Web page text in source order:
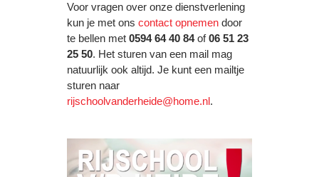
Voor vragen over onze dienstverlening
kun je met ons contact opnemen door
te bellen met 0594 64 40 84of06 51 23
25 50. Het sturen van een mail mag
natuurlijk ook altijd. Je kunt een mailtje
sturen naar
rijschoolvanderheide@home.nl.